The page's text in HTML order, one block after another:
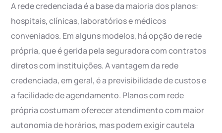
A rede credenciada é a base da maioria dos planos:
hospitais, clínicas, laboratórios e médicos
conveniados. Em alguns modelos, há opção de rede
própria, que é gerida pela seguradora com contratos
diretos com instituições. A vantagem da rede
credenciada, em geral, é a previsibilidade de custos e
a facilidade de agendamento. Planos com rede
própria costumam oferecer atendimento com maior
autonomia de horários, mas podem exigir cautela